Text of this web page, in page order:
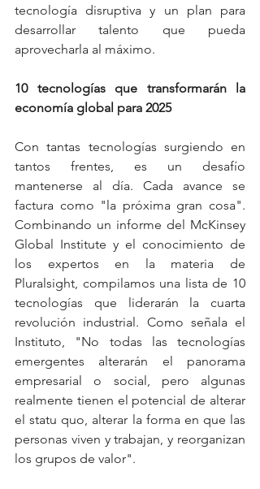
tecnología disruptiva y un plan para
desarrollar talento que pueda
aprovecharla al máximo.
10 tecnologías que transformarán la
economía global para 2025
Con tantas tecnologías surgiendo en
tantos frentes, es un desafío
mantenerse al día. Cada avance se
factura como "la próxima gran cosa".
Combinando un informe del McKinsey
Global Institute y el conocimiento de
los expertos en la materia de
Pluralsight, compilamos una lista de 10
tecnologías que liderarán la cuarta
revolución industrial. Como señala el
Instituto, "No todas las tecnologías
emergentes alterarán el panorama
empresarial o social, pero algunas
realmente tienen el potencial de alterar
el statu quo, alterar la forma en que las
personas viven y trabajan, y reorganizan
los grupos de valor".